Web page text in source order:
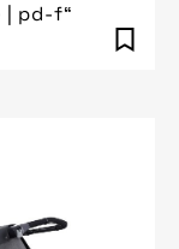
| pd-f“